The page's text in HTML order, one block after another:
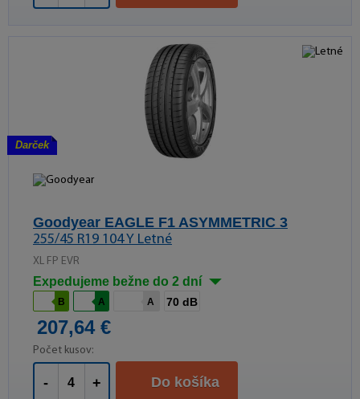
Darček
Goodyear EAGLE F1 ASYMMETRIC 3
255/45 R19 104 Y Letné
XL FP EVR
Expedujeme bežne do 2 dní
B A A 70 dB
207,64 €
Počet kusov:
- + Do košíka